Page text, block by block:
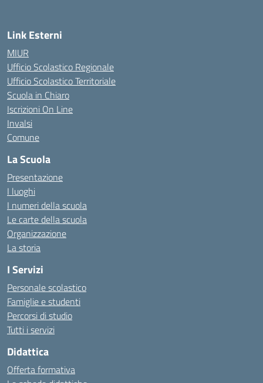
Link Esterni
MIUR
Ufficio Scolastico Regionale
Ufficio Scolastico Territoriale
Scuola in Chiaro
Iscrizioni On Line
Invalsi
Comune
La Scuola
Presentazione
I luoghi
I numeri della scuola
Le carte della scuola
Organizzazione
La storia
I Servizi
Personale scolastico
Famiglie e studenti
Percorsi di studio
Tutti i servizi
Didattica
Offerta formativa